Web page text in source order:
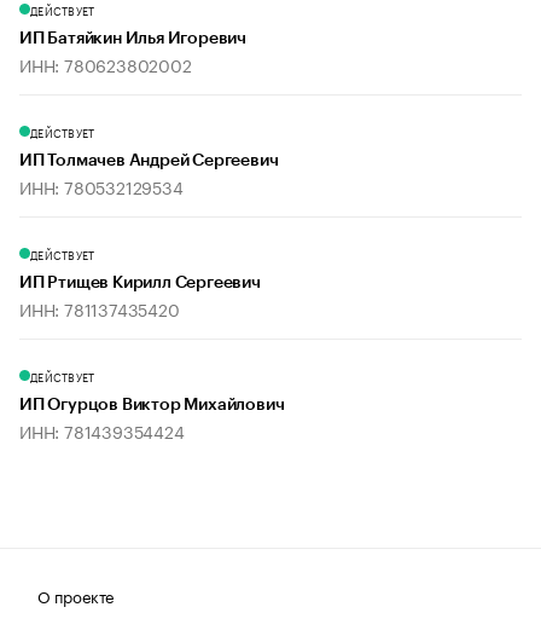
ДЕЙСТВУЕТ
ИП Батяйкин Илья Игоревич
ИНН: 780623802002
ДЕЙСТВУЕТ
ИП Толмачев Андрей Сергеевич
ИНН: 780532129534
ДЕЙСТВУЕТ
ИП Ртищев Кирилл Сергеевич
ИНН: 781137435420
ДЕЙСТВУЕТ
ИП Огурцов Виктор Михайлович
ИНН: 781439354424
О проекте